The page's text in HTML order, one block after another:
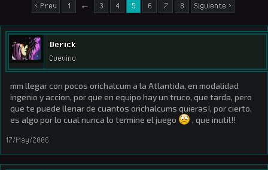
< Prev 1 ← 3 4 5 6 7 8 Siguiente >
Derick
Cuevino
mm llegar con pocos orichalcum a la Atlantida, en modalidad
ingenio y accion, por que en equipo hay un truco, que tarda, pero
que te puede llenar de cuantos orichalcums quieras!, por cierto,
es algo por lo cual nunca lo termine el juego
, que inutil!!
17/May/2006